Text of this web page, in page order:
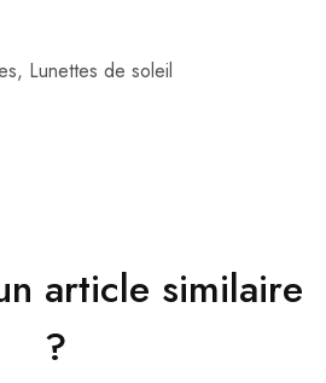
, Lunettes de soleil
article similaire
?